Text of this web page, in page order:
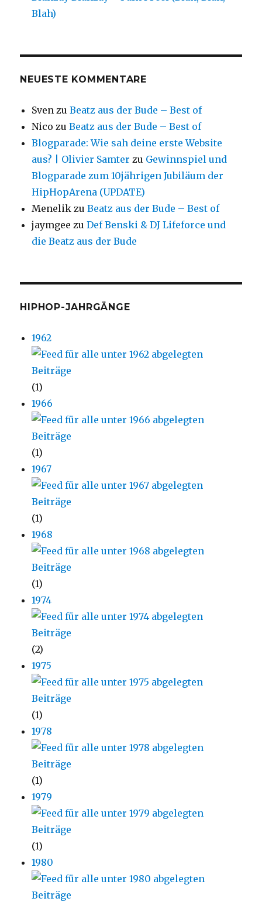
Blah)
NEUESTE KOMMENTARE
Sven zuBeatz aus der Bude – Best of
Nico zuBeatz aus der Bude – Best of
Blogparade: Wie sah deine erste Website
aus? | Olivier Samter zu Gewinnspiel und
Blogparade zum 10jährigen Jubiläum der
HipHopArena (UPDATE)
Menelik zuBeatz aus der Bude – Best of
jaymgee zuDef Benski & DJ Lifeforce und
die Beatz aus der Bude
HIPHOP-JAHRGÄNGE
1962
(1)
1966
(1)
1967
(1)
1968
(1)
1974
(2)
1975
(1)
1978
(1)
1979
(1)
1980